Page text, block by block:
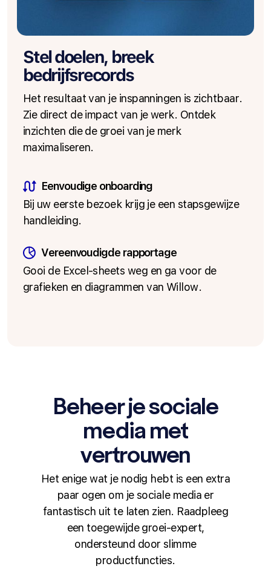
Stel doelen, breek
bedrijfsrecords
Het resultaat van je inspanningen is zichtbaar.
Zie direct de impact van je werk. Ontdek
inzichten die de groei van je merk
maximaliseren.
Eenvoudige onboarding
Bij uw eerste bezoek krijg je een stapsgewijze
handleiding.
Vereenvoudigde rapportage
Gooi de Excel-sheets weg en ga voor de
grafieken en diagrammen van Willow.
Beheer je sociale
media met
vertrouwen
Het enige wat je nodig hebt is een extra
paar ogen om je sociale media er
fantastisch uit te laten zien. Raadpleeg
een toegewijde groei-expert,
ondersteund door slimme
productfuncties.